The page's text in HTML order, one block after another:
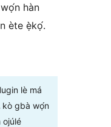
hàn
ète ẹ̀kọ́.
lè má
kò gbà wọ́n
ojúlé